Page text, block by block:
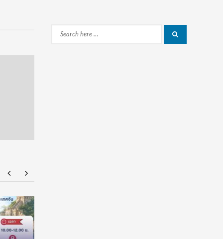
Search